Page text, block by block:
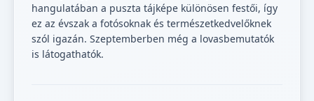
hangulatában a puszta tájképe különösen festői, így
ez az évszak a fotósoknak és természetkedvelőknek
szól igazán. Szeptemberben még a lovasbemutatók
is látogathatók.